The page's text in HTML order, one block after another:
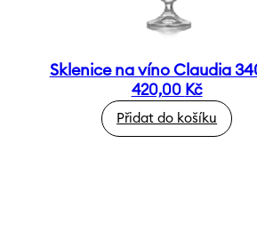
Sklenice na víno Claudia
420,00 Kč
Přidat do košíku